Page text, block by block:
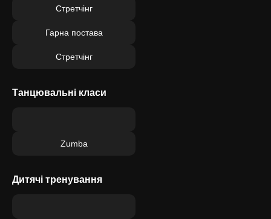
Стретчінг
Гарна постава
Стретчінг
Танцювальні класи
Zumba
Дитячі тренування